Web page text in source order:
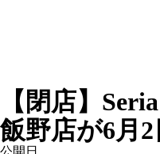
【閉店】
飯野店が6月
公開日